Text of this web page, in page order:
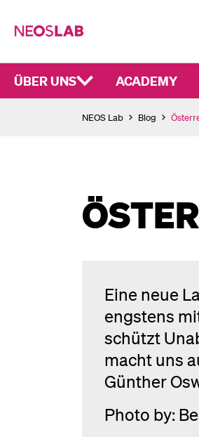
ÜBER UNS ACADEMY
NEOS Lab Blog
Eine neue
engstens
schützt
macht uns
Günther
Photo by: